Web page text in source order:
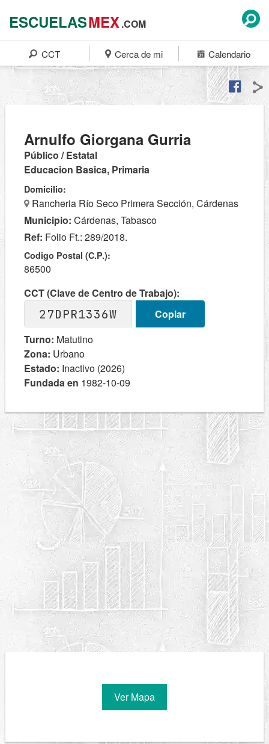
ESCUELASMEX.COM
CCT Cerca de mi Calendario
Arnulfo Giorgana Gurria
Público / Estatal
Educacion Basica, Primaria
Domicilio:
Rancheria Río Seco Primera Sección, Cárdenas
Municipio: Cárdenas, Tabasco
Ref: Folio Ft.: 289/2018.
Codigo Postal (C.P.):
86500
CCT (Clave de Centro de Trabajo):
27DPR1336W
Copiar
Turno: Matutino
Zona: Urbano
Estado: Inactivo (2026)
Fundada en 1982-10-09
Ver Mapa